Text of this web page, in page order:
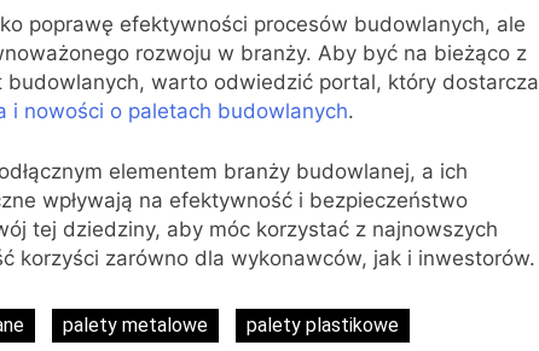
poprawę efektywności procesów budowlanych, ale
rozwoju w branży. Aby być na bieżąco z
warto odwiedzić portal, który dostarcza
i nowości o paletach budowlanych.
elementem branży budowlanej, a ich
wpływają na efektywność i bezpieczeństwo
tej dziedziny, aby móc korzystać z najnowszych
korzyści zarówno dla wykonawców, jak i inwestorów.
palety metalowe
palety plastikowe